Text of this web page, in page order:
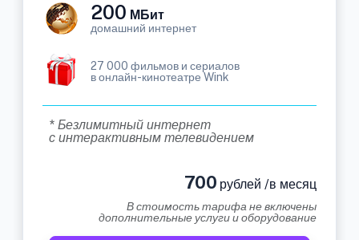
200 МБит
домашний интернет
27 000 фильмов и сериалов
в онлайн-кинотеатре Wink
* Безлимитный интернет
с интерактивным телевидением
700 рублей /в месяц
В стоимость тарифа не включены
дополнительные услуги и оборудование